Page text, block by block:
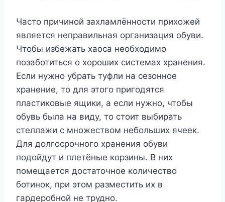
Часто причиной захламлённости прихожей
является неправильная организация обуви.
Чтобы избежать хаоса необходимо
позаботиться о хороших системах хранения.
Если нужно убрать туфли на сезонное
хранение, то для этого пригодятся
пластиковые ящики, а если нужно, чтобы
обувь была на виду, то стоит выбирать
стеллажи с множеством небольших ячеек.
Для долгосрочного хранения обуви
подойдут и плетёные корзины. В них
помещается достаточное количество
ботинок, при этом разместить их в
гардеробной не трудно.